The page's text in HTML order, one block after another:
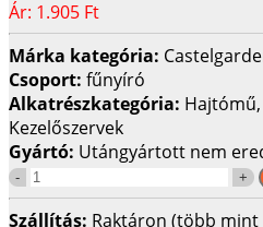
Ár: 1.905 Ft
Márka kategória:
Csoport: fűnyíró
Alkatrészkategória:
Kezelőszervek
Gyártó: Utángyártott nem
Szállítás: Raktáron (több mint